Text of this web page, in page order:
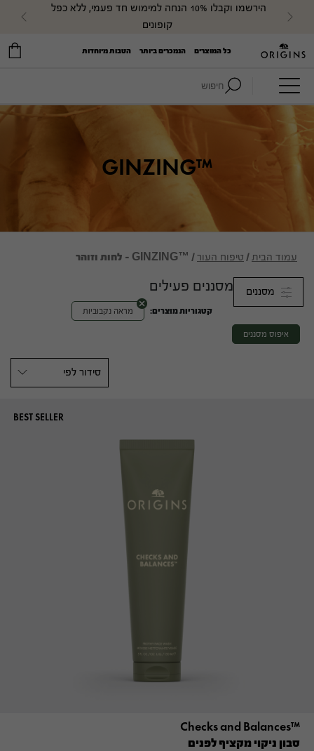
קופונים
Next
כל המוצרים הנמכרים ביותר הטבות מיוחדות
חיפוש:
™GINZING
עמוד הבית/ טיפוח העור/ ™GINZING - לחות וזוהר
מסננים פעילים
קטגוריות מוצרים: מראה נקבוביות
איפוס מסננים
סידור לפי
BEST SELLER
™Checks and Balances
סבון ניקוי מקציף לפנים